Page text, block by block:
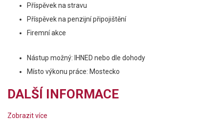
Příspěvek na stravu
Příspěvek na penzijní připojištění
Firemní akce
Nástup možný: IHNED nebo dle dohody
Místo výkonu práce: Mostecko
DALŠÍ INFORMACE
Zobrazit více